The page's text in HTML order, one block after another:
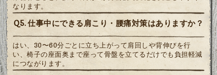
なります。
Q5. 仕事中にできる肩こり・腰痛対策はありますか？
はい、30〜60分ごとに立ち上がって肩回しや背伸びを行
い、椅子の座面奥まで座って骨盤を立てるだけでも負担軽減
につながります。